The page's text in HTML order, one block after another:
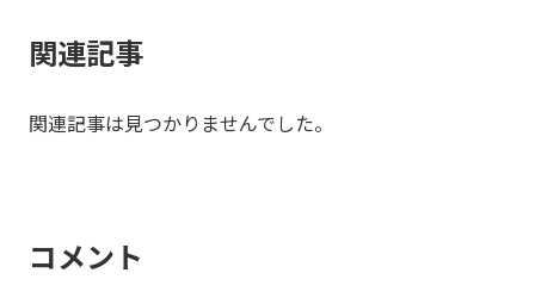
関連記事
関連記事は見つかりませんでした。
コメント